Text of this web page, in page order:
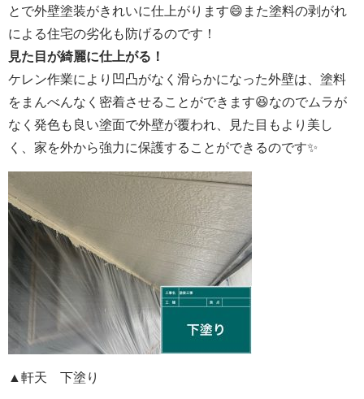
とで外壁塗装がきれいに仕上がります😄また塗料の剥がれ
による住宅の劣化も防げるのです！
見た目が綺麗に仕上がる！
ケレン作業により凹凸がなく滑らかになった外壁は、塗料
をまんべんなく密着させることができます😆なのでムラが
なく発色も良い塗面で外壁が覆われ、見た目もより美し
く、家を外から強力に保護することができるのです✨
▲軒天 下塗り